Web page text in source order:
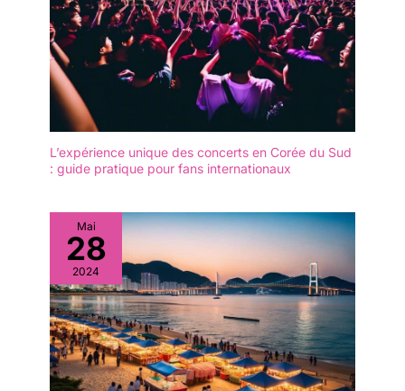
L’expérience unique des concerts en Corée du Sud
: guide pratique pour fans internationaux
Mai
28
2024